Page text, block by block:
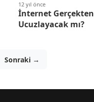
12 yıl önce
İnternet Gerçekten
Ucuzlayacak mı?
Sonraki →